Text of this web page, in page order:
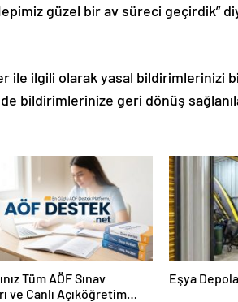
güzel bir av süreci geçirdik”
ile ilgili olarak yasal bildirimlerinizi
bildirimlerinize geri dönüş
Tüm AÖF Sınav
ve Canlı Açıköğretim
Eşya